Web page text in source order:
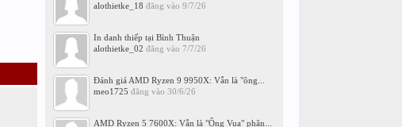
alothietke_18 đăng vào 9/7/26
In danh thiếp tại Bình Thuận
alothietke_02 đăng vào 7/7/26
Đánh giá AMD Ryzen 9 9950X: Vẫn là "ông...
meo1725 đăng vào 30/6/26
AMD Ryzen 5 7600X: Vẫn là "Ông Vua" phân...